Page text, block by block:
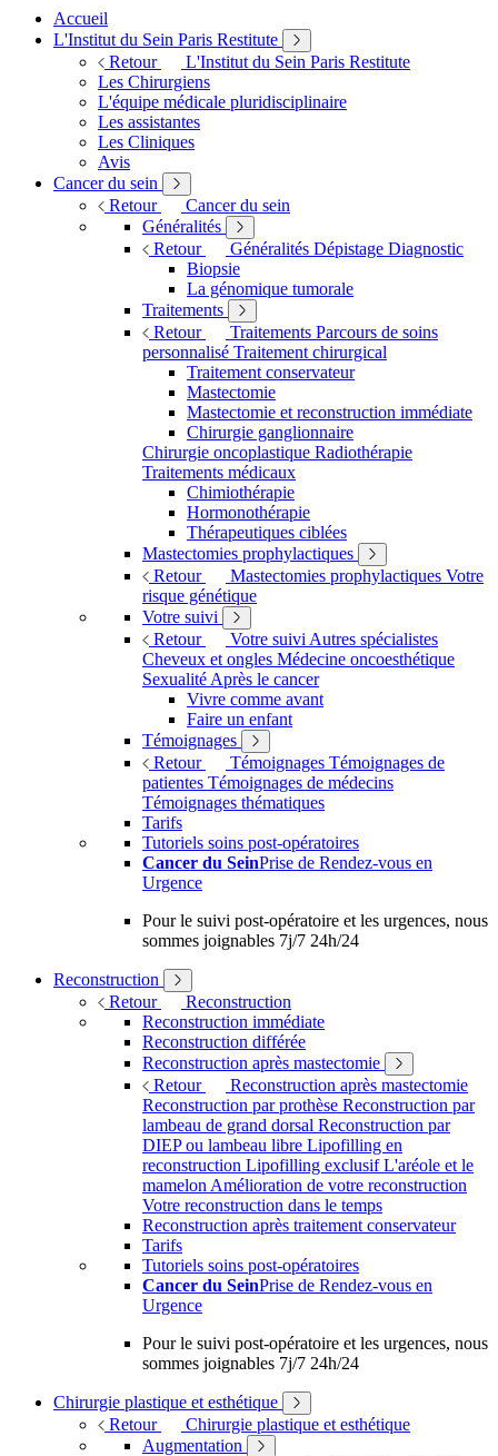
Accueil
L'Institut du Sein Paris Restitute
Retour
L'Institut du Sein Paris Restitute
Les Chirurgiens
L'équipe médicale pluridisciplinaire
Les assistantes
Les Cliniques
Avis
Cancer du sein
Retour
Cancer du sein
Généralités
Retour
Généralités Dépistage Diagnostic
Biopsie
La génomique tumorale
Traitements
Retour
Traitements Parcours de soins
personnalisé Traitement chirurgical
Traitement conservateur
Mastectomie
Mastectomie et reconstruction immédiate
Chirurgie ganglionnaire
Chirurgie oncoplastique Radiothérapie
Traitements médicaux
Chimiothérapie
Hormonothérapie
Thérapeutiques ciblées
Mastectomies prophylactiques
Retour
Mastectomies prophylactiques Votre
risque génétique
Votre suivi
Retour
Votre suivi Autres spécialistes
Cheveux et ongles Médecine oncoesthétique
Sexualité Après le cancer
Vivre comme avant
Faire un enfant
Témoignages
Retour
Témoignages Témoignages de
patientes Témoignages de médecins
Témoignages thématiques
Tarifs
Tutoriels soins post-opératoires
Cancer du SeinPrise de Rendez-vous en
Urgence
Pour le suivi post-opératoire et les urgences, nous
sommes joignables 7j/7 24h/24
Reconstruction
Retour
Reconstruction
Reconstruction immédiate
Reconstruction différée
Reconstruction après mastectomie
Retour
Reconstruction après mastectomie
Reconstruction par prothèse Reconstruction par
lambeau de grand dorsal Reconstruction par
DIEP ou lambeau libre Lipofilling en
reconstruction Lipofilling exclusifL'aréole et le
mamelon Amélioration de votre reconstruction
Votre reconstruction dans le temps
Reconstruction après traitement conservateur
Tarifs
Tutoriels soins post-opératoires
Cancer du SeinPrise de Rendez-vous en
Urgence
Pour le suivi post-opératoire et les urgences, nous
sommes joignables 7j/7 24h/24
Chirurgie plastique et esthétique
Retour
Chirurgie plastique et esthétique
Augmentation